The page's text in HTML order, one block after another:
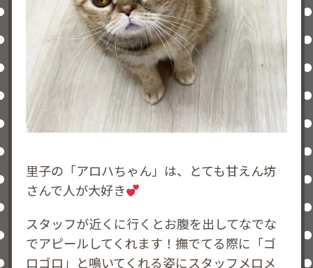
里子の「アロハちゃん」は、とても甘えん坊
さんで人が大好き
スタッフが近くに行くとお腹を出してなでな
でアピールしてくれます！撫でてる際に「ゴ
ロゴロ」と鳴いてくれる姿にスタッフメロメ